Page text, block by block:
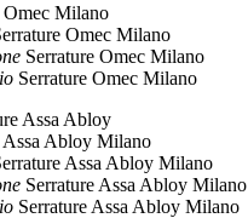
Omec Milano
Omec Milano
Serrature Omec Milano
Serrature Omec Milano
Assa Abloy Milano
Assa Abloy Milano
Serrature Assa Abloy Milano
Serrature Assa Abloy Milano